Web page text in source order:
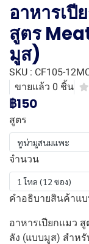
อาหารเ
สูตร
มูส)
SKU : CF105-
ขายแล้ว 0 ชิ้น
฿150
สูตร
ทูน่ามูสนมแพะ
จำนวน
1 โหล (12 ซอง)
คำอธิบายสินค้าแ
อาหารเปียกแมว
ลัง (แบบมูส) สำหรั